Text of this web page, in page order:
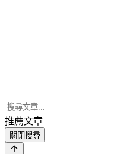
推薦文章
關閉搜尋